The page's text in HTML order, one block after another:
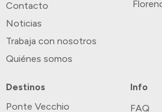
Contacto
Noticias
Trabaja con nosotros
Quiénes somos
Destinos
Ponte Vecchio
Info
FAQ